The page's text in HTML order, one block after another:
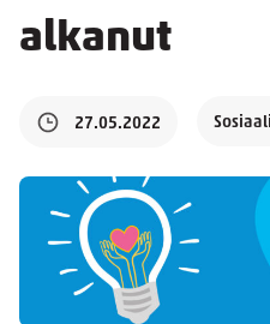
alkanut
27.05.2022